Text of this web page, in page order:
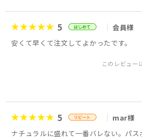
5
会員様
安くて早くて注文してよかったです。
このレビュー
5 mar様
ナチュラルに盛れて一番バレない。パス